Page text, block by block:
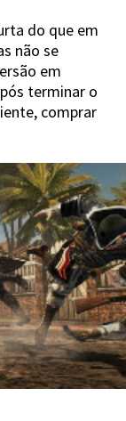
do que em
não se
em
terminar o
comprar